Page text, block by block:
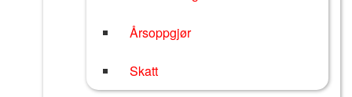
Årsoppgjør
Skatt